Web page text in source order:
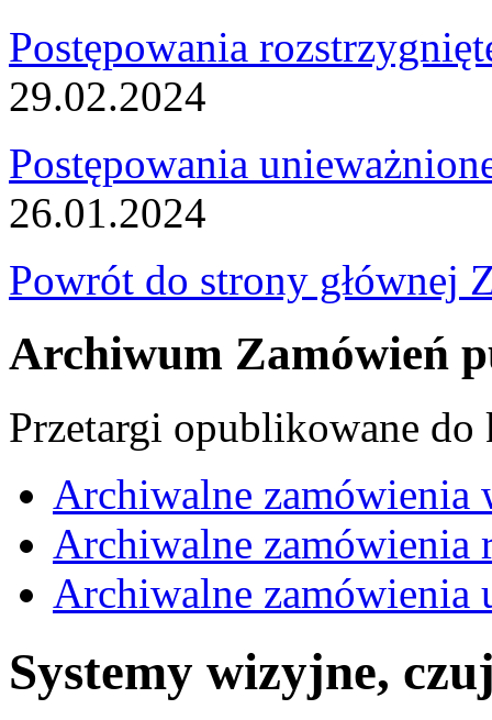
Postępowania
29.02.2024
Postępowania
26.01.2024
Powrót do strony głównej
Archiwum Zamówień
Przetargi opublikowane do
Archiwalne zamówienia
Archiwalne zamówienia
Archiwalne zamówienia
Systemy wizyjne,